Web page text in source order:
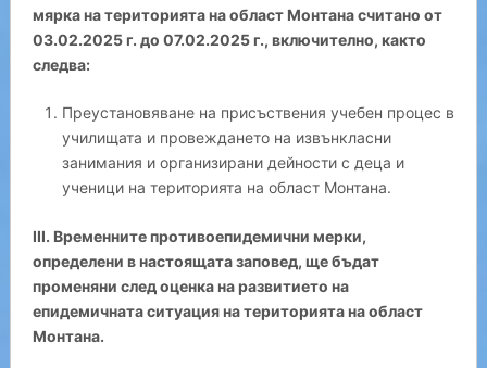
мярка на територията на област Монтана считано от
03.02.2025 г. до 07.02.2025 г., включително, както
следва:
Преустановяване на присъствения учебен процес в
училищата и провеждането на извънкласни
занимания и организирани дейности с деца и
ученици на територията на област Монтана.
III. Временните противоепидемични мерки,
определени в настоящата заповед, ще бъдат
променяни след оценка на развитието на
епидемичната ситуация на територията на област
Монтана.